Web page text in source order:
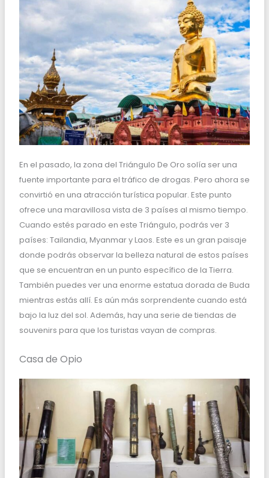
En el pasado, la zona del Triángulo De Oro solía ser una
fuente importante para el tráfico de drogas. Pero ahora se
convirtió en una atracción turística popular. Este punto
ofrece una maravillosa vista de 3 países al mismo tiempo.
Cuando estés parado en este Triángulo, podrás ver 3
países: Tailandia, Myanmar y Laos. Este es un gran paisaje
donde podrás observar la belleza natural de estos países
que se encuentran en un punto específico de la Tierra.
También puedes ver una enorme estatua dorada de Buda
mientras estás allí. Es aún más sorprendente cuando está
bajo la luz del sol. Además, hay una serie de tiendas de
souvenirs para que los turistas vayan de compras.
Casa de Opio